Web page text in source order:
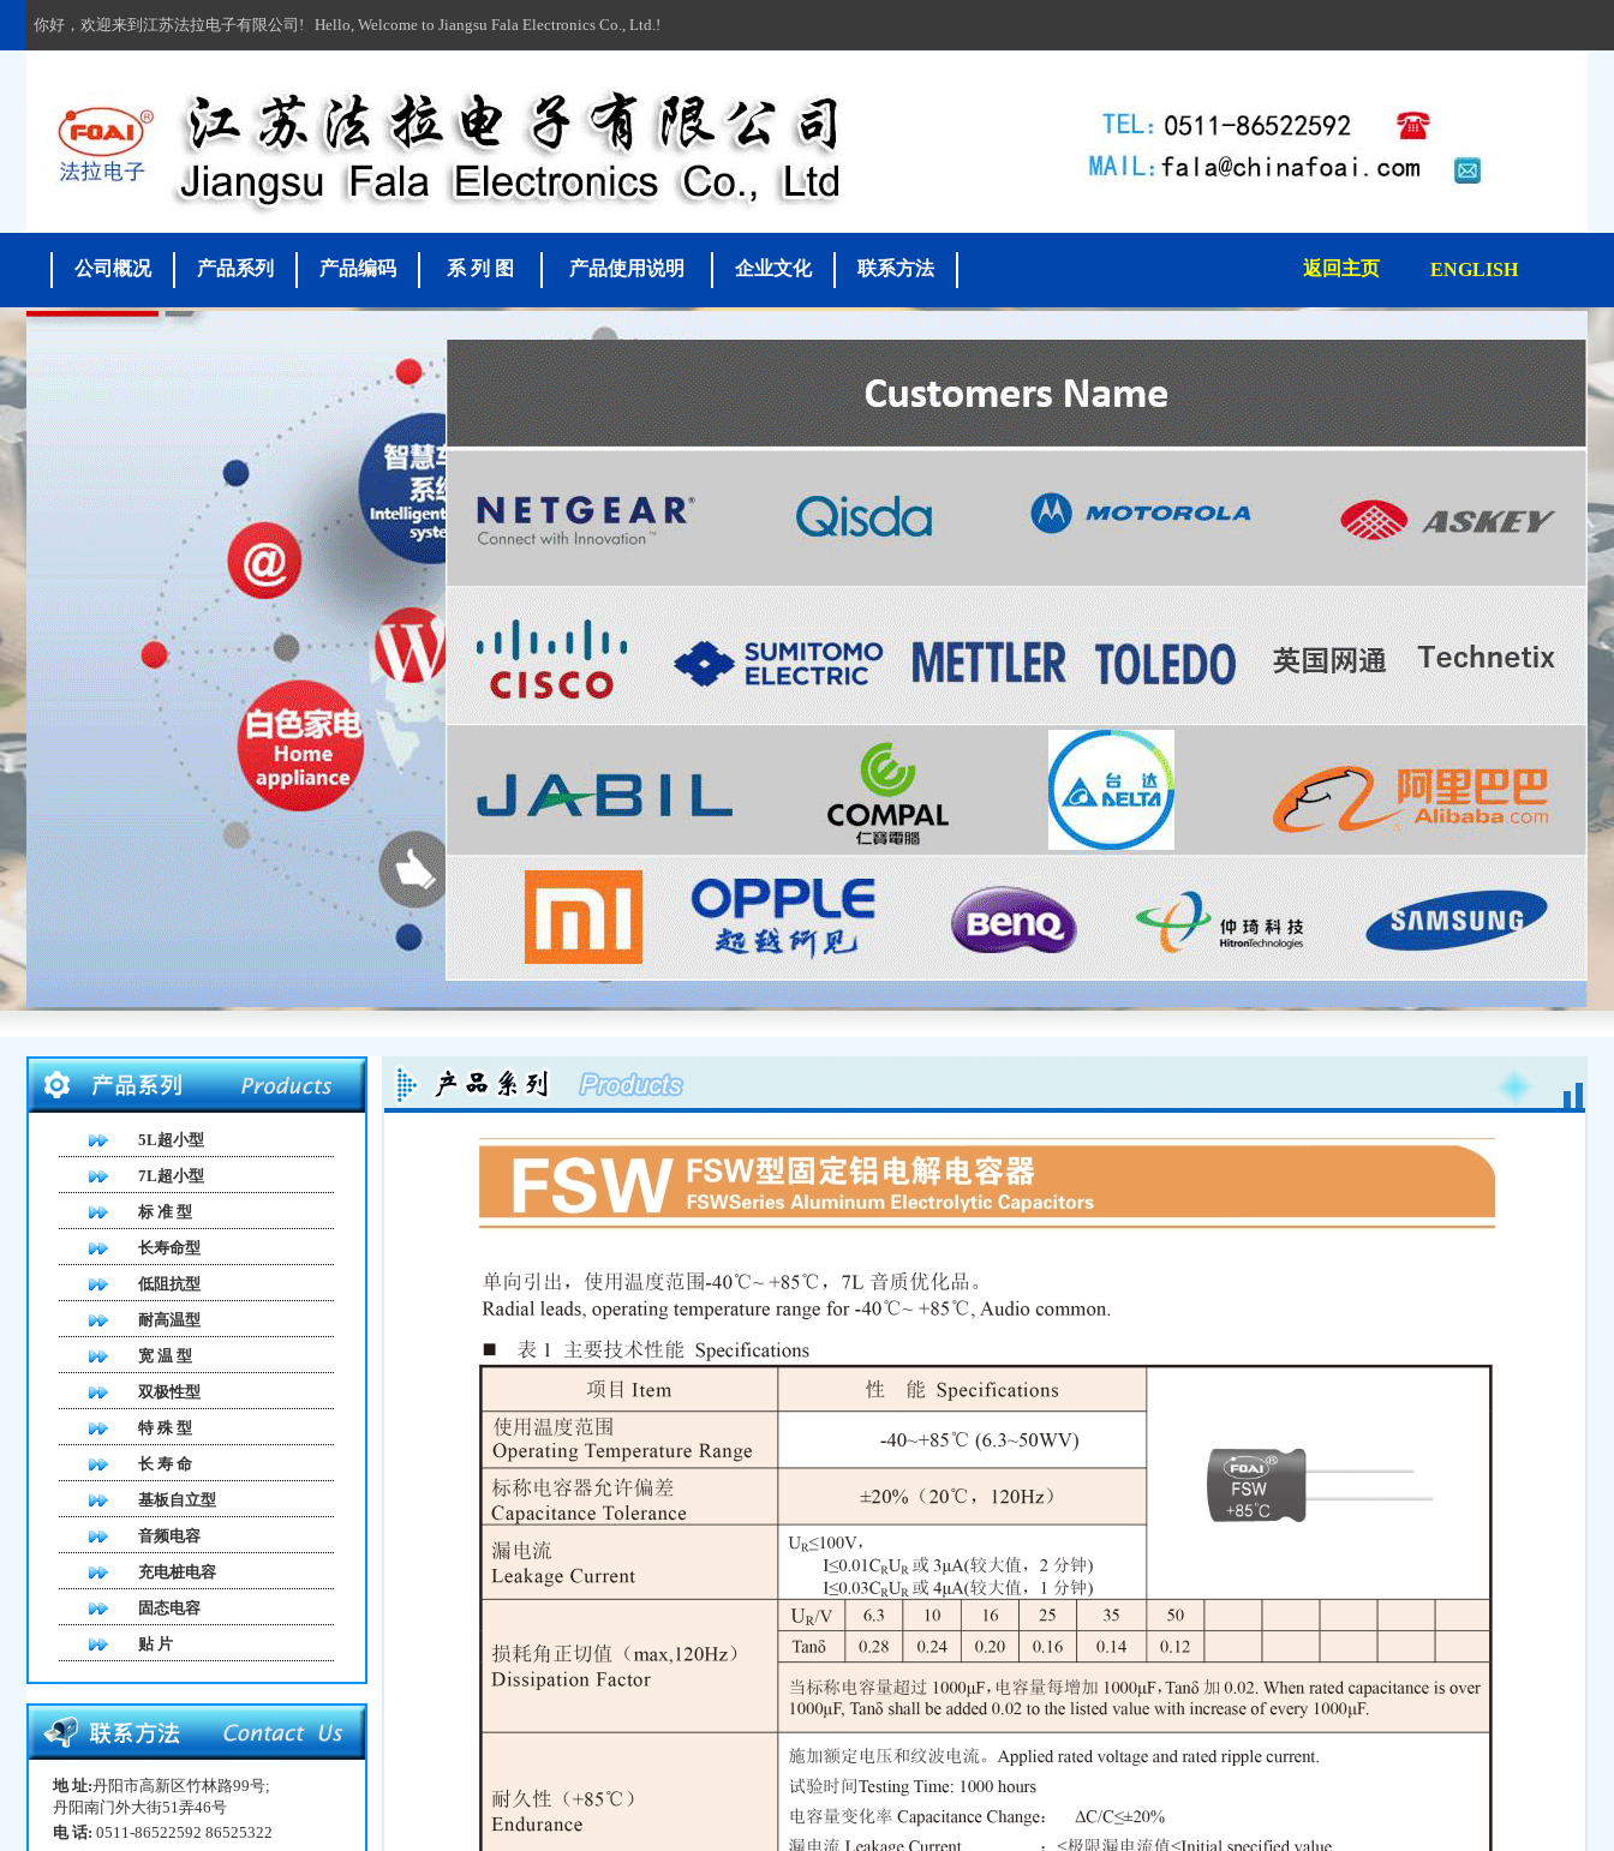
你好，欢迎来到江苏法拉电子有限公司! Hello, Welcome to Jiangsu Fala Electronics Co., Ltd.!
公司概况 产品系列 产品编码 系 列 图 产品使用说明 企业文化 联系方法 返回主页 ENGLISH
5L超小型
7L超小型
标 准 型
长寿命型
低阻抗型
耐高温型
宽 温 型
双极性型
特 殊 型
长 寿 命
基板自立型
音频电容
充电桩电容
固态电容
贴 片
地 址:丹阳市高新区竹林路99号;
丹阳南门外大街51弄46号
电 话: 0511-86522592 86525322